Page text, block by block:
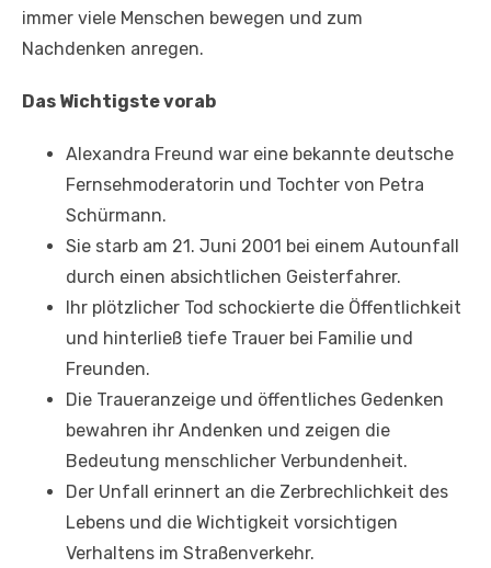
immer viele Menschen bewegen und zum
Nachdenken anregen.
Das Wichtigste vorab
Alexandra Freund war eine bekannte deutsche
Fernsehmoderatorin und Tochter von Petra
Schürmann.
Sie starb am 21. Juni 2001 bei einem Autounfall
durch einen absichtlichen Geisterfahrer.
Ihr plötzlicher Tod schockierte die Öffentlichkeit
und hinterließ tiefe Trauer bei Familie und
Freunden.
Die Traueranzeige und öffentliches Gedenken
bewahren ihr Andenken und zeigen die
Bedeutung menschlicher Verbundenheit.
Der Unfall erinnert an die Zerbrechlichkeit des
Lebens und die Wichtigkeit vorsichtigen
Verhaltens im Straßenverkehr.